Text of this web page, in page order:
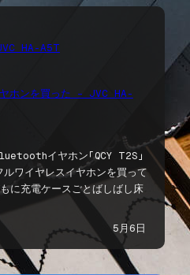
HA-A5T
ホンを買った – JVC HA-
イヤホン「QCY T2S」
ワイヤレスイヤホンを買って
に充電ケースごとばしばし床
5月6日